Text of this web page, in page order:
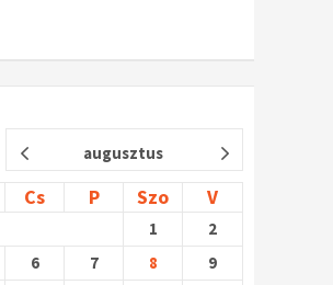
augusztus
Cs P Szo V
1
2
6 7 8
9